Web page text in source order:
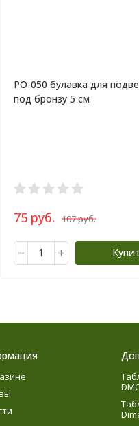
PO-050 булавка для
под бронзу 5 см
75 руб. 107 руб.